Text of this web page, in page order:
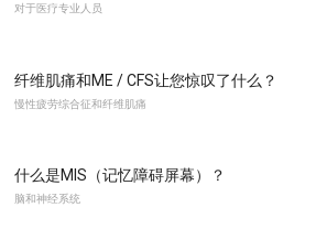
对于医疗专业人员
纤维肌痛和ME / CFS让您惊叹了什么？
慢性疲劳综合征和纤维肌痛
什么是MIS（记忆障碍屏幕）？
脑和神经系统